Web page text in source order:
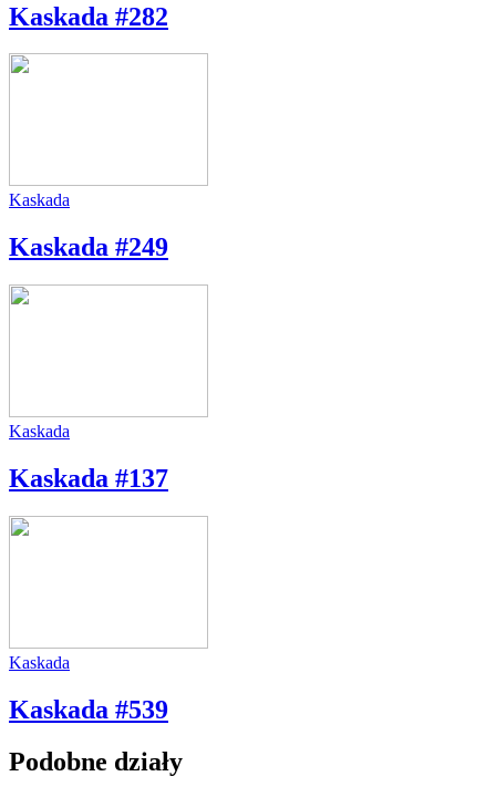
Kaskada #282
Kaskada
Kaskada #249
Kaskada
Kaskada #137
Kaskada
Kaskada #539
Podobne działy